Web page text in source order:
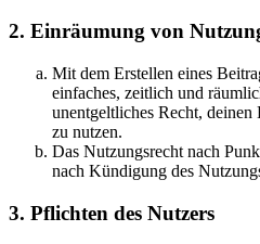
2. Einräumung von
Mit dem Erstellen eines
einfaches, zeitlich und
unentgeltliches Recht,
zu nutzen.
Das Nutzungsrecht nach
nach Kündigung des
3. Pflichten des Nutzers